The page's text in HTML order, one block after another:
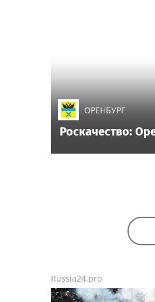
ОРЕНБУРГ
Роскачество:
Russia24.pro